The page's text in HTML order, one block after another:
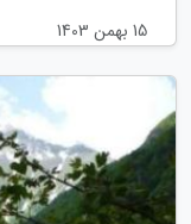
15 بهمن 1403